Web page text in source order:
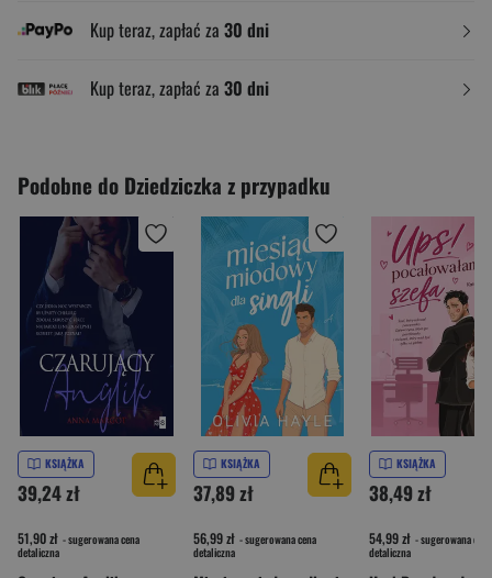
Kup teraz, zapłać za 30 dni
Kup teraz, zapłać za 30 dni
Podobne do Dziedziczka z przypadku
KSIĄŻKA
39,24 zł
51,90 zł - sugerowana cena
detaliczna
KSIĄŻKA
37,89 zł
56,99 zł - sugerowana cena
detaliczna
KSIĄŻKA
38,49 zł
54,99 zł - sugerowana cena
detaliczna